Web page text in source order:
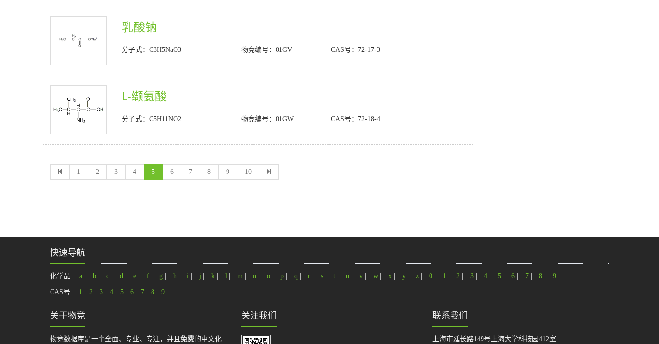
乳酸钠
分子式：C3H5NaO3 物竞编号：01GV CAS号：72-17-3
L-缬氨酸
分子式：C5H11NO2 物竞编号：01GW CAS号：72-18-4
1 2 3 4 5 6 7 8 9 10
快速导航
化学品: a b c d e f g h i j k l m n o p q r s t u v w x y z 0 1 2 3 4 5 6 7 8 9
CAS号: 1 2 3 4 5 6 7 8 9
关于物竞
物竞数据库是一个全面、专业、专注，并且 免费的中文化
关注我们 联系我们
上海市延长路149号上海大学科技园412室